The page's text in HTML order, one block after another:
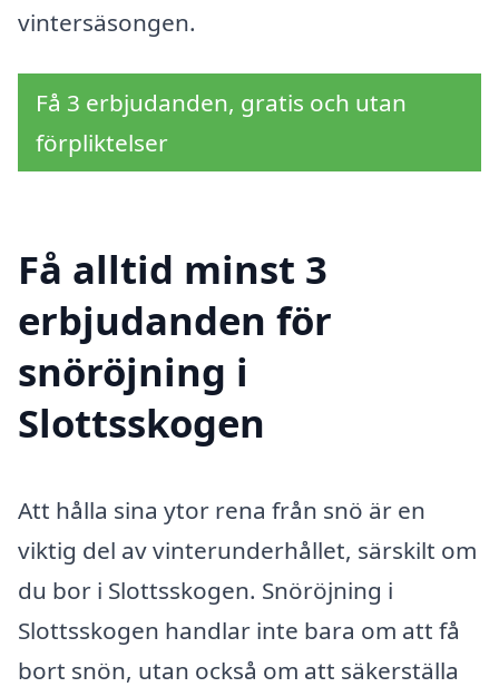
vintersäsongen.
Få 3 erbjudanden, gratis och utan
förpliktelser
Få alltid minst 3
erbjudanden för
snöröjning i
Slottsskogen
Att hålla sina ytor rena från snö är en
viktig del av vinterunderhållet, särskilt om
du bor i Slottsskogen. Snöröjning i
Slottsskogen handlar inte bara om att få
bort snön, utan också om att säkerställa